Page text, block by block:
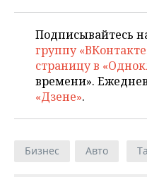
Подписывайтесь
группу
страницу в
времени».
«Дзене».
Бизнес Авто